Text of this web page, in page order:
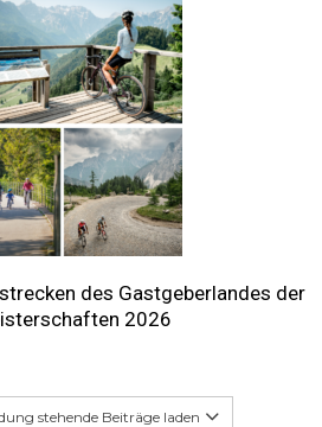
des Gastgeberlandes der
2026
stehende Beiträge laden